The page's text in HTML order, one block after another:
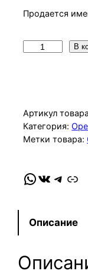
Продается
ч
е
с
в
о
р
В
Артикул
Категория:
Метки товара:
WhatsApp VK Telegram Link
Описание